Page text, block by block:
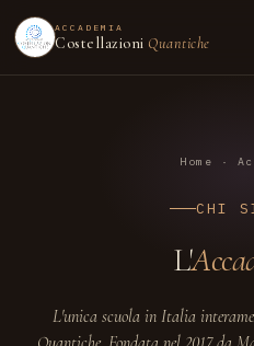
ACCADEMIA
Costellazioni Quantiche
Home ·
CHI
L'
L'unica scuola in Italia